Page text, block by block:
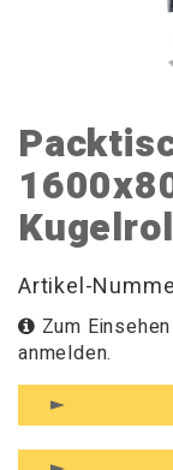
Artikel-
Zum
anmelden.